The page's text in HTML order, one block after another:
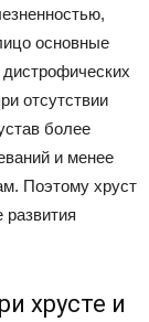
основные
отсутствии
более
и менее
Поэтому хруст
развития
хрусте и